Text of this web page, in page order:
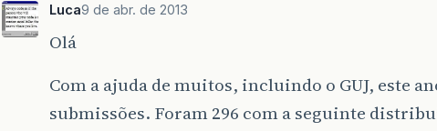
Luca9 de abr. de 2013
Olá
Com a ajuda de muitos, incluindo o GUJ, este
submissões. Foram 296 com a seguinte